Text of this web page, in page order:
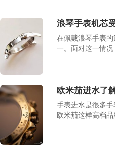
浪琴手表机芯
在佩戴浪琴手表
一。面对这一情
欧米茄进水了
手表进水是很多
欧米茄这样高档